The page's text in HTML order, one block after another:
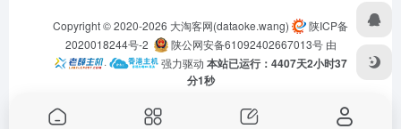
Copyright © 2020-2026 大淘客网(dataoke.wang)
陕ICP备
2020018244号-2
陕公网安备61092402667013号由
·
强力驱动 本站已运行：4407天2小时37
分2秒